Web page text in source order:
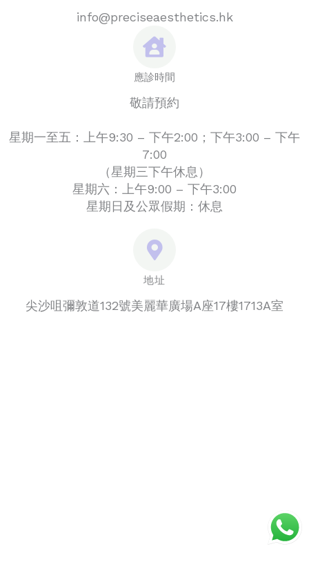
info@preciseaesthetics.hk
應診時間
敬請預約
星期一至五：上午9:30 – 下午2:00；下午3:00 – 下午
7:00
（星期三下午休息）
星期六：上午9:00 – 下午3:00
星期日及公眾假期：休息
地址
尖沙咀彌敦道132號美麗華廣場A座17樓1713A室